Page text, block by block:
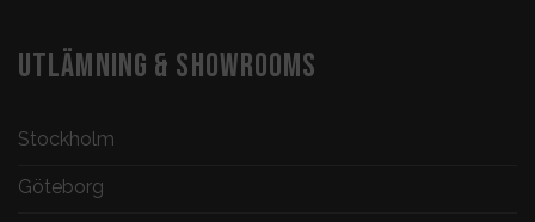
UTLÄMNING & SHOWROOMS
Stockholm
Göteborg